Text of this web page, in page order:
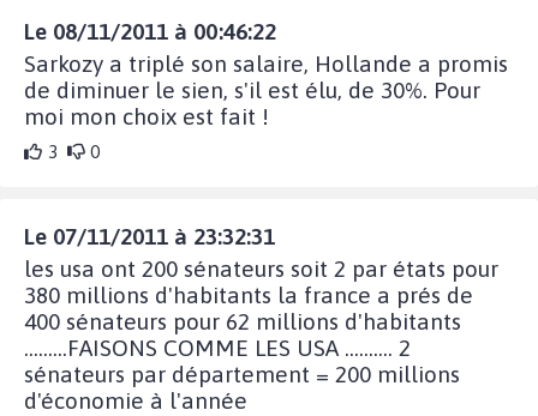
Le 08/11/2011 à 00:46:22
Sarkozy a triplé son salaire, Hollande a promis
de diminuer le sien, s'il est élu, de 30%. Pour
moi mon choix est fait !
3 0
Le 07/11/2011 à 23:32:31
les usa ont 200 sénateurs soit 2 par états pour
380 millions d'habitants la france a prés de
400 sénateurs pour 62 millions d'habitants
.........FAISONS COMME LES USA .......... 2
sénateurs par département = 200 millions
d'économie à l'année